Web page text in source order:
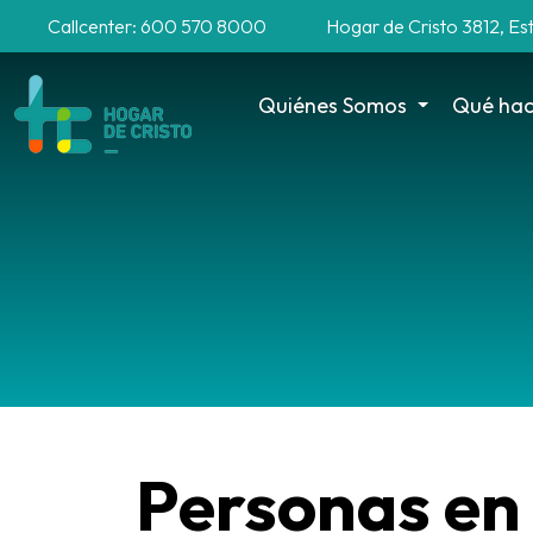
Callcenter: 600 570 8000 Hogar de Cristo 3812,
Quiénes Somos Qué
Personas